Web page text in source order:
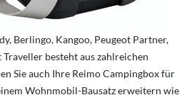
Berlingo, Kangoo, Peugeot Partner,
besteht aus zahlreichen
Sie auch Ihre Reimo Campingbox für
Wohnmobil-Bausatz erweitern wie